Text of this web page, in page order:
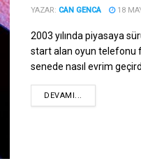
YAZAR: CAN GENCA 18
2003 yılında piyasaya
start alan oyun telefonu
senede nasıl evrim
DEVAMI...